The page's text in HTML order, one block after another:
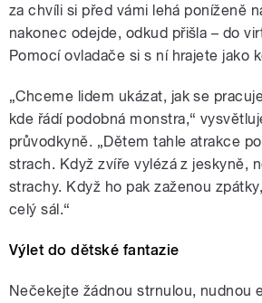
za chvíli si před vámi lehá poníženě
nakonec odejde, odkud přišla – do
Pomocí ovladače si s ní hrajete jako
„Chceme lidem ukázat, jak se
kde řádí podobná monstra,“
průvodkyně. „Dětem tahle atrakce
strach. Když zvíře vylézá z jeskyně,
strachy. Když ho pak zaženou
celý sál.“
Výlet do dětské fantazie
Nečekejte žádnou strnulou, nudnou